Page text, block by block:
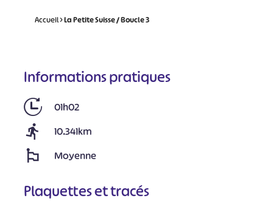
Accueil>La Petite Suisse / Boucle 3
Informations pratiques
01h02
10.341km
Moyenne
Plaquettes et tracés